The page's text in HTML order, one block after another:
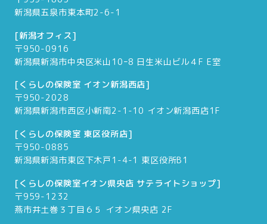
新潟県五泉市東本町2-6-1
[新潟オフィス]
〒950-0916
新潟県新潟市中央区米山10ｰ8 日生米山ビル４F E室
[くらしの保険室 イオン新潟西店]
〒950-2028
新潟県新潟市西区小新南2-1-10 イオン新潟西店1F
[くらしの保険室 東区役所店]
〒950-0885
新潟県新潟市東区下木戸1-4-1 東区役所B1
[くらしの保険室イオン県央店 サテライトショップ]
〒959-1232
燕市井土巻３丁目６５ イオン県央店 2F